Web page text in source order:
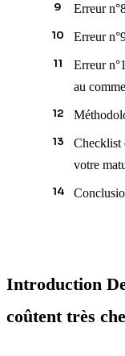
Erreur
Erreur
Erreur
au
Checklist
votre
Introduction
coûtent très